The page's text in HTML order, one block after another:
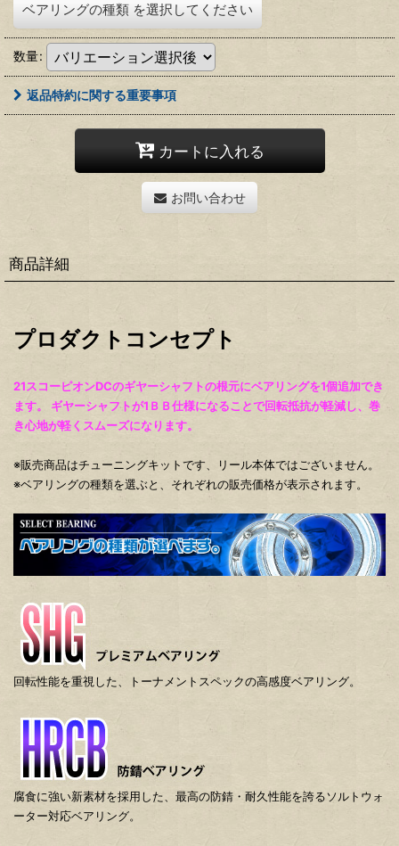
ベアリングの種類 を選択してください
数量:
返品特約に関する重要事項
カートに入れる
お問い合わせ
商品詳細
プロダクトコンセプト
21スコーピオンDCのギヤーシャフトの根元にベアリングを1個追加でき
ます。 ギヤーシャフトが1ＢＢ仕様になることで回転抵抗が軽減し、巻
き心地が軽くスムーズになります。
※販売商品はチューニングキットです、リール本体ではございません。
※ベアリングの種類を選ぶと、それぞれの販売価格が表示されます。
回転性能を重視した、トーナメントスペックの高感度ベアリング。
腐食に強い新素材を採用した、最高の防錆・耐久性能を誇るソルトウォ
ーター対応ベアリング。